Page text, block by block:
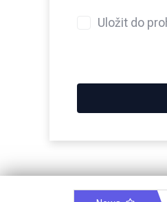
Uložit do